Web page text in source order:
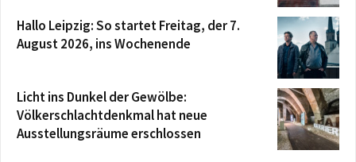
Hallo Leipzig: So startet Freitag, der 7.
August 2026, ins Wochenende
Licht ins Dunkel der Gewölbe:
Völkerschlachtdenkmal hat neue
Ausstellungsräume erschlossen